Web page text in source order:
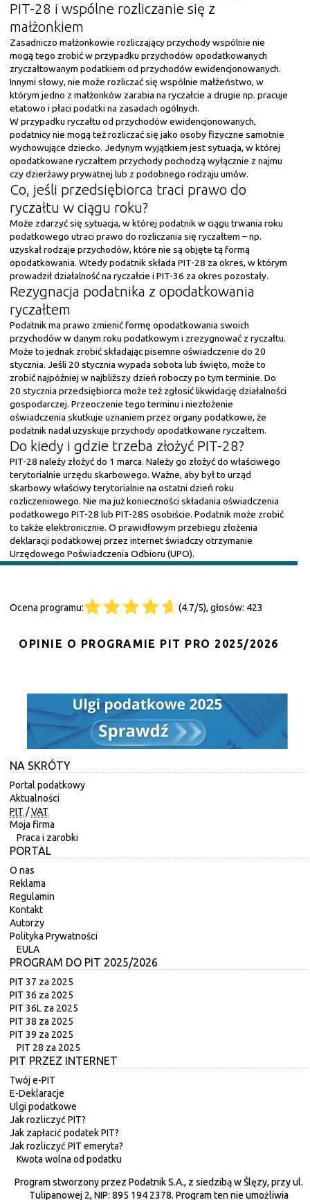
PIT-28 i wspólne rozliczanie się z
małżonkiem
Zasadniczo małżonkowie rozliczający przychody wspólnie nie
mogą tego zrobić w przypadku przychodów opodatkowanych
zryczałtowanym podatkiem od przychodów ewidencjonowanych.
Innymi słowy, nie może rozliczać się wspólnie małżeństwo, w
którym jedno z małżonków zarabia na ryczałcie a drugie np. pracuje
etatowo i płaci podatki na zasadach ogólnych.
W przypadku ryczałtu od przychodów ewidencjonowanych,
podatnicy nie mogą też rozliczać się jako osoby fizyczne samotnie
wychowujące dziecko. Jedynym wyjątkiem jest sytuacja, w której
opodatkowane ryczałtem przychody pochodzą wyłącznie z najmu
czy dzierżawy prywatnej lub z podobnego rodzaju umów.
Co, jeśli przedsiębiorca traci prawo do
ryczałtu w ciągu roku?
Może zdarzyć się sytuacja, w której podatnik w ciągu trwania roku
podatkowego utraci prawo do rozliczania się ryczałtem – np.
uzyskał rodzaje przychodów, które nie są objęte tą formą
opodatkowania. Wtedy podatnik składa PIT-28 za okres, w którym
prowadził działalność na ryczałcie i PIT-36 za okres pozostały.
Rezygnacja podatnika z opodatkowania
ryczałtem
Podatnik ma prawo zmienić formę opodatkowania swoich
przychodów w danym roku podatkowym i zrezygnować z ryczałtu.
Może to jednak zrobić składając pisemne oświadczenie do 20
stycznia. Jeśli 20 stycznia wypada sobota lub święto, może to
zrobić najpóźniej w najbliższy dzień roboczy po tym terminie. Do
20 stycznia przedsiębiorca może też zgłosić likwidację działalności
gospodarczej. Przeoczenie tego terminu i niezłożenie
oświadczenia skutkuje uznaniem przez organy podatkowe, że
podatnik nadal uzyskuje przychody opodatkowane ryczałtem.
Do kiedy i gdzie trzeba złożyć PIT-28?
PIT-28 należy złożyć do 1 marca. Należy go złożyć do właściwego
terytorialnie urzędu skarbowego. Ważne, aby był to urząd
skarbowy właściwy terytorialnie na ostatni dzień roku
rozliczeniowego. Nie ma już konieczności składania oświadczenia
podatkowego PIT-28 lub PIT-28S osobiście. Podatnik może zrobić
to także elektronicznie. O prawidłowym przebiegu złożenia
deklaracji podatkowej przez internet świadczy otrzymanie
Urzędowego Poświadczenia Odbioru (UPO).
Ocena programu: (4.7/5), głosów: 423
OPINIE O PROGRAMIE PIT PRO 2025/2026
NA SKRÓTY
Portal podatkowy
Aktualności
PIT /VAT
Moja firma
Praca i zarobki
PORTAL
O nas
Reklama
Regulamin
Kontakt
Autorzy
Polityka Prywatności
EULA
PROGRAM DO PIT 2025/2026
PIT 37 za 2025
PIT 36 za 2025
PIT 36L za 2025
PIT 38 za 2025
PIT 39 za 2025
PIT 28 za 2025
PIT PRZEZ INTERNET
Twój e-PIT
E-Deklaracje
Ulgi podatkowe
Jak rozliczyć PIT?
Jak zapłacić podatek PIT?
Jak rozliczyć PIT emeryta?
Kwota wolna od podatku
Program stworzony przez Podatnik S.A., z siedzibą w Ślęzy, przy ul.
Tulipanowej 2, NIP: 895 194 2378. Program ten nie umożliwia